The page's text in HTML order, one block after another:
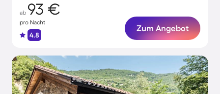
ab 93 €
pro Nacht
4.8
Zum Angebot